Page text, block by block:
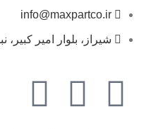
info@maxpartco.ir
شیراز، بلوار امیر